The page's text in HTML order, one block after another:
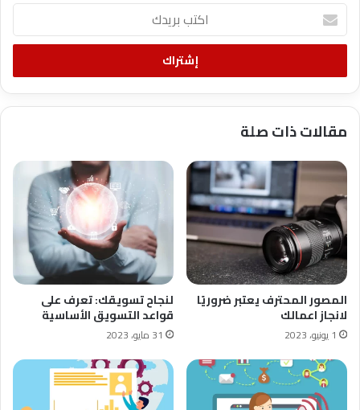
ا
ت
ب
ر
ي
د
مقالات ذات صلة
المصور المحترف يعتبر ضروريًا
لانجاز اعمالك
1 يونيو، 2023
لنجاح تسويقك: تعرف على
قواعد التسويق الأساسية
31 مايو، 2023